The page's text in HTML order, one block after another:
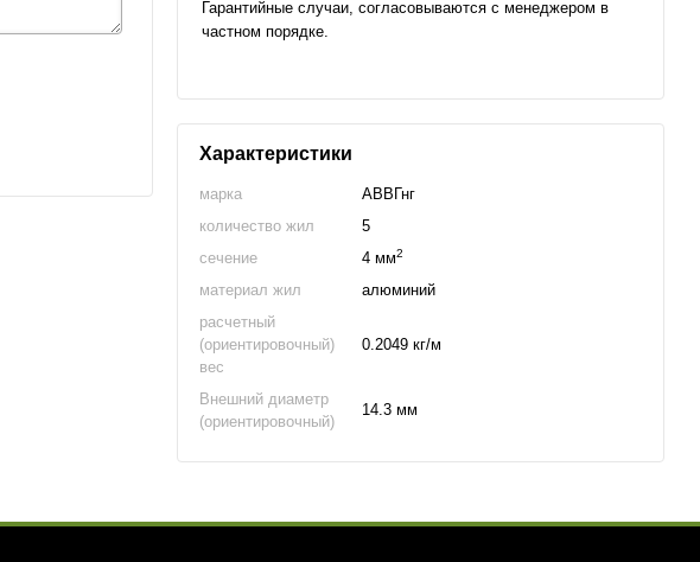
Гарантийные случаи, согласовываются с менеджером в
частном порядке.
Характеристики
марка
АВВГнг
количество жил
5
сечение
4 мм2
материал жил
алюминий
расчетный
(ориентировочный)
вес
0.2049 кг/м
Внешний диаметр
(ориентировочный)
14.3 мм